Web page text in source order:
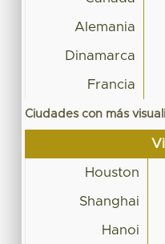
Alemania
Dinamarca
Francia
Ciudades con más
Houston
Shanghai
Hanoi